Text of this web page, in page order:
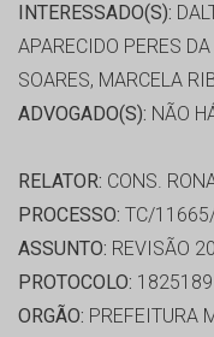
INTERESSADO(S):
APARECIDO PERES
SOARES, MARCELA
ADVOGADO(S): NÃO
RELATOR: CONS.
PROCESSO: TC/
ASSUNTO: REVISÃO
PROTOCOLO: 1825189
ORGÃO: PREFEITURA